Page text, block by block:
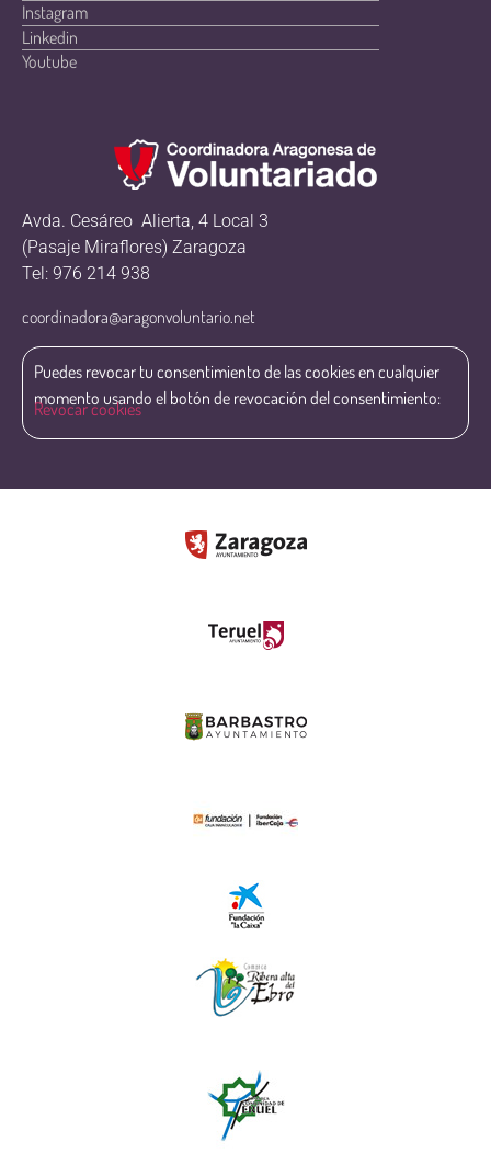
Instagram
Linkedin
Youtube
Avda. Cesáreo Alierta, 4 Local 3
(Pasaje Miraflores) Zaragoza
Tel: 976 214 938
coordinadora@aragonvoluntario.net
Puedes revocar tu consentimiento de las cookies en cualquier
momento usando el botón de revocación del consentimiento:
Revocar cookies